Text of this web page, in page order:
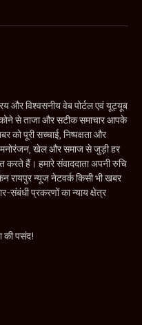
और विश्वसनीय वेब पोर्टल एवं यूट्यूब
से ताजा और सटीक समाचार आपके
को पूरी सच्चाई, निष्पक्षता और
मनोरंजन, खेल और समाज से जुड़ी हर
करते हैं। हमारे संवाददाता अपनी रुचि
रायपुर न्यूज नेटवर्क किसी भी खबर
संबंधी प्रकरणों का न्याय क्षेत्र
की पसंद!